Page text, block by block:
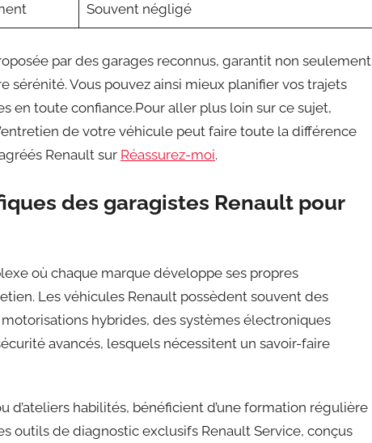
Souvent négligé
par des garages reconnus, garantit non seulement
sérénité. Vous pouvez ainsi mieux planifier vos trajets
en toute confiance.Pour aller plus loin sur ce sujet,
de votre véhicule peut faire toute la différence
Renault sur Réassurez-moi.
des garagistes Renault pour
où chaque marque développe ses propres
Les véhicules Renault possèdent souvent des
motorisations hybrides, des systèmes électroniques
avancés, lesquels nécessitent un savoir-faire
d’ateliers habilités, bénéficient d’une formation régulière
outils de diagnostic exclusifs Renault Service, conçus